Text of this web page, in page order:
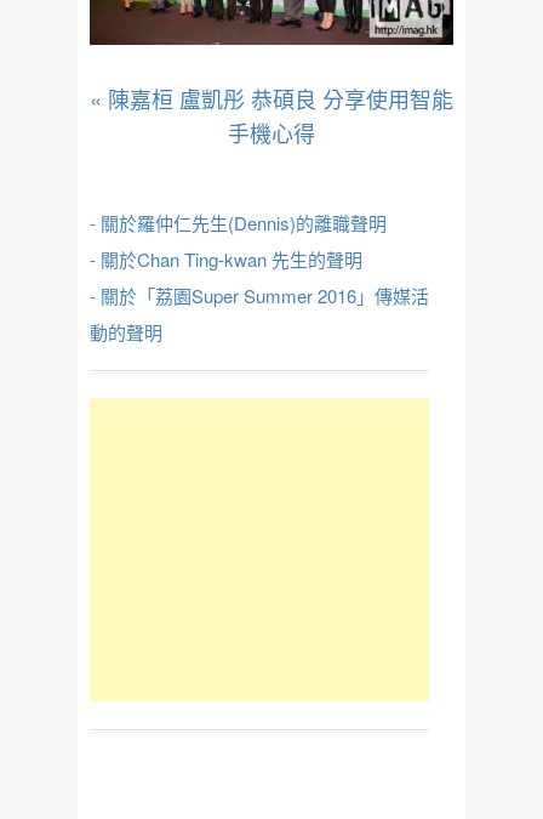
« 陳嘉桓 盧凱彤 恭碩良 分享使用智能
手機心得
- 關於羅仲仁先生(Dennis)的離職聲明
- 關於Chan Ting-kwan 先生的聲明
- 關於「荔園Super Summer 2016」傳媒活
動的聲明